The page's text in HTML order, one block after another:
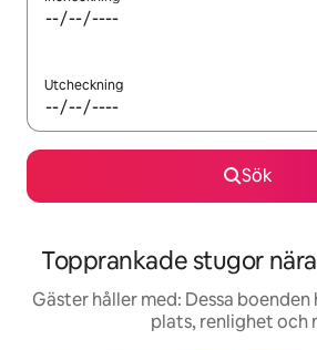
Utcheckning
Sök
Topprankade stugor
Gäster håller med: Dessa
plats, renlighet och